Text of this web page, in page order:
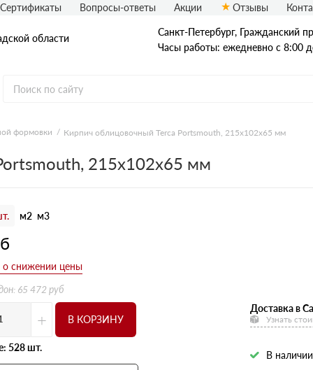
области
Санкт-Петербург, Граждaнский
Часы работы: ежедневно с 8:00
Рядовой кирпич
Полнотелый
Сертификаты Вопросы-ответы Акции Отзывы
формовки Кирпич облицовочный Terca Portsmouth, 215х102х65 мм
215х102х65 мм
м2 м3
65 472 руб
+ В КОРЗИНУ
528 шт.
Доставка в
Узнать
В наличии